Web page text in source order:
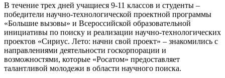
В течение трех дней учащиеся 9-11 классов и студенты –
победители научно-технологической проектной программы
«Большие вызовы» и Всероссийской образовательной
инициативы по поиску и реализации научно-технологических
проектов «Сириус. Лето: начни свой проект» – знакомились с
направлениями деятельности госкорпорации и
возможностями, которые «Росатом» предоставляет
талантливой молодежи в области научного поиска.